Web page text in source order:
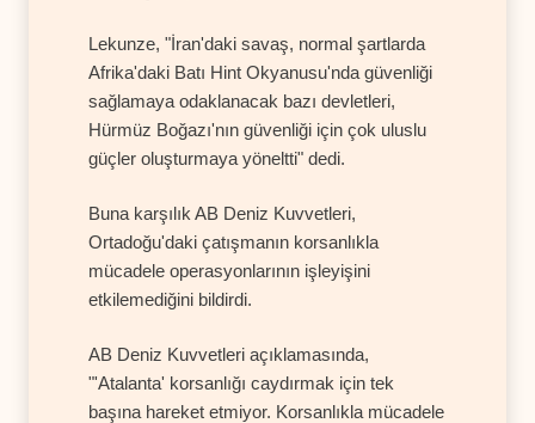
Lekunze, "İran'daki savaş, normal şartlarda
Afrika'daki Batı Hint Okyanusu'nda güvenliği
sağlamaya odaklanacak bazı devletleri,
Hürmüz Boğazı'nın güvenliği için çok uluslu
güçler oluşturmaya yöneltti" dedi.
Buna karşılık AB Deniz Kuvvetleri,
Ortadoğu'daki çatışmanın korsanlıkla
mücadele operasyonlarının işleyişini
etkilemediğini bildirdi.
AB Deniz Kuvvetleri açıklamasında,
"'Atalanta' korsanlığı caydırmak için tek
başına hareket etmiyor. Korsanlıkla mücadele